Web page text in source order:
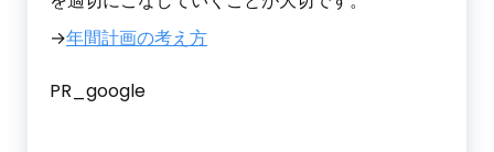
→年間計画の考え方
PR_google